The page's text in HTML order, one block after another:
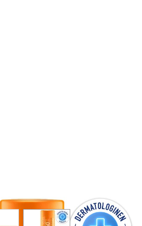
View larger imageView larger image